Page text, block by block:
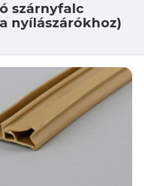
szárnyfalc
nyílászárókhoz)